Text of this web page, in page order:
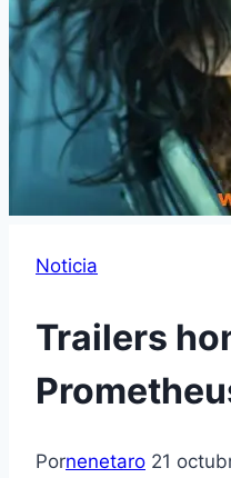
Noticia
Trailers
Pornenetaro 21